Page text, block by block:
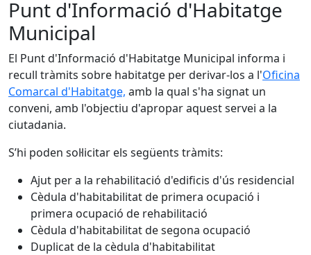
Punt d'Informació d'Habitatge
Municipal
El Punt d'Informació d'Habitatge Municipal informa i
recull tràmits sobre habitatge per derivar-los a l'Oficina
Comarcal d'Habitatge, amb la qual s'ha signat un
conveni, amb l'objectiu d'apropar aquest servei a la
ciutadania.
S’hi poden sol·licitar els següents tràmits:
Ajut per a la rehabilitació d'edificis d'ús residencial
Cèdula d'habitabilitat de primera ocupació i
primera ocupació de rehabilitació
Cèdula d'habitabilitat de segona ocupació
Duplicat de la cèdula d'habitabilitat